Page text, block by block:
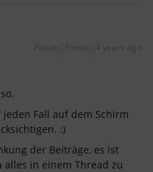
Forum|Forum|4 years ago
Fall auf dem Schirm
:)
der Beiträge, es ist
alles in einem Thread zu